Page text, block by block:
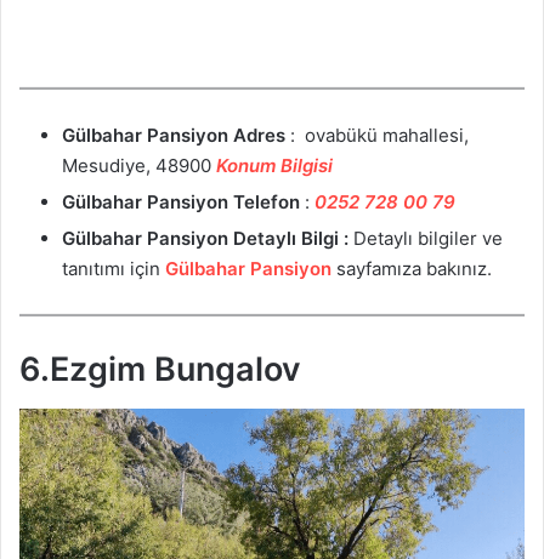
Gülbahar Pansiyon Adres : ovabükü mahallesi,
Mesudiye, 48900 Konum Bilgisi
Gülbahar Pansiyon Telefon : 0252 728 00 79
Gülbahar Pansiyon Detaylı Bilgi : Detaylı bilgiler ve
tanıtımı için Gülbahar Pansiyon sayfamıza bakınız.
6.Ezgim Bungalov